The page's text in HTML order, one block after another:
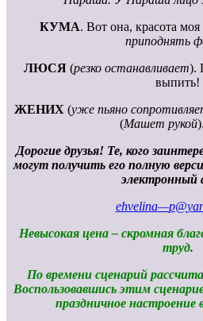
КУМА. Вот она, красота моя
приподнять
ЛЮСЯ(резко останавливает).
выпить!
ЖЕНИХ (уже пьяно
(Машет рукой
Дорогие друзья! Те, кого
могут получить его полную
электронный
ehvelina—p@
Невысокая цена – скромная
труд.
По времени сценарий
Воспользовавшись этим
праздничное